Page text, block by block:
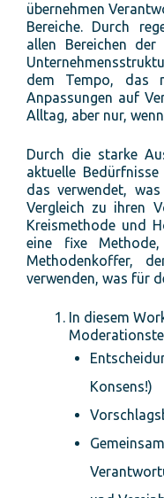
übernehmen
Bereiche. Durch
allen Bereichen
dem Tempo, das
Anpassungen auf
Alltag, aber nur,
Durch die starke
aktuelle
das verwendet,
Vergleich zu ihren
Kreismethode und
eine fixe
Methodenkoffer,
verwenden, was für
In diesem
Konsens!)